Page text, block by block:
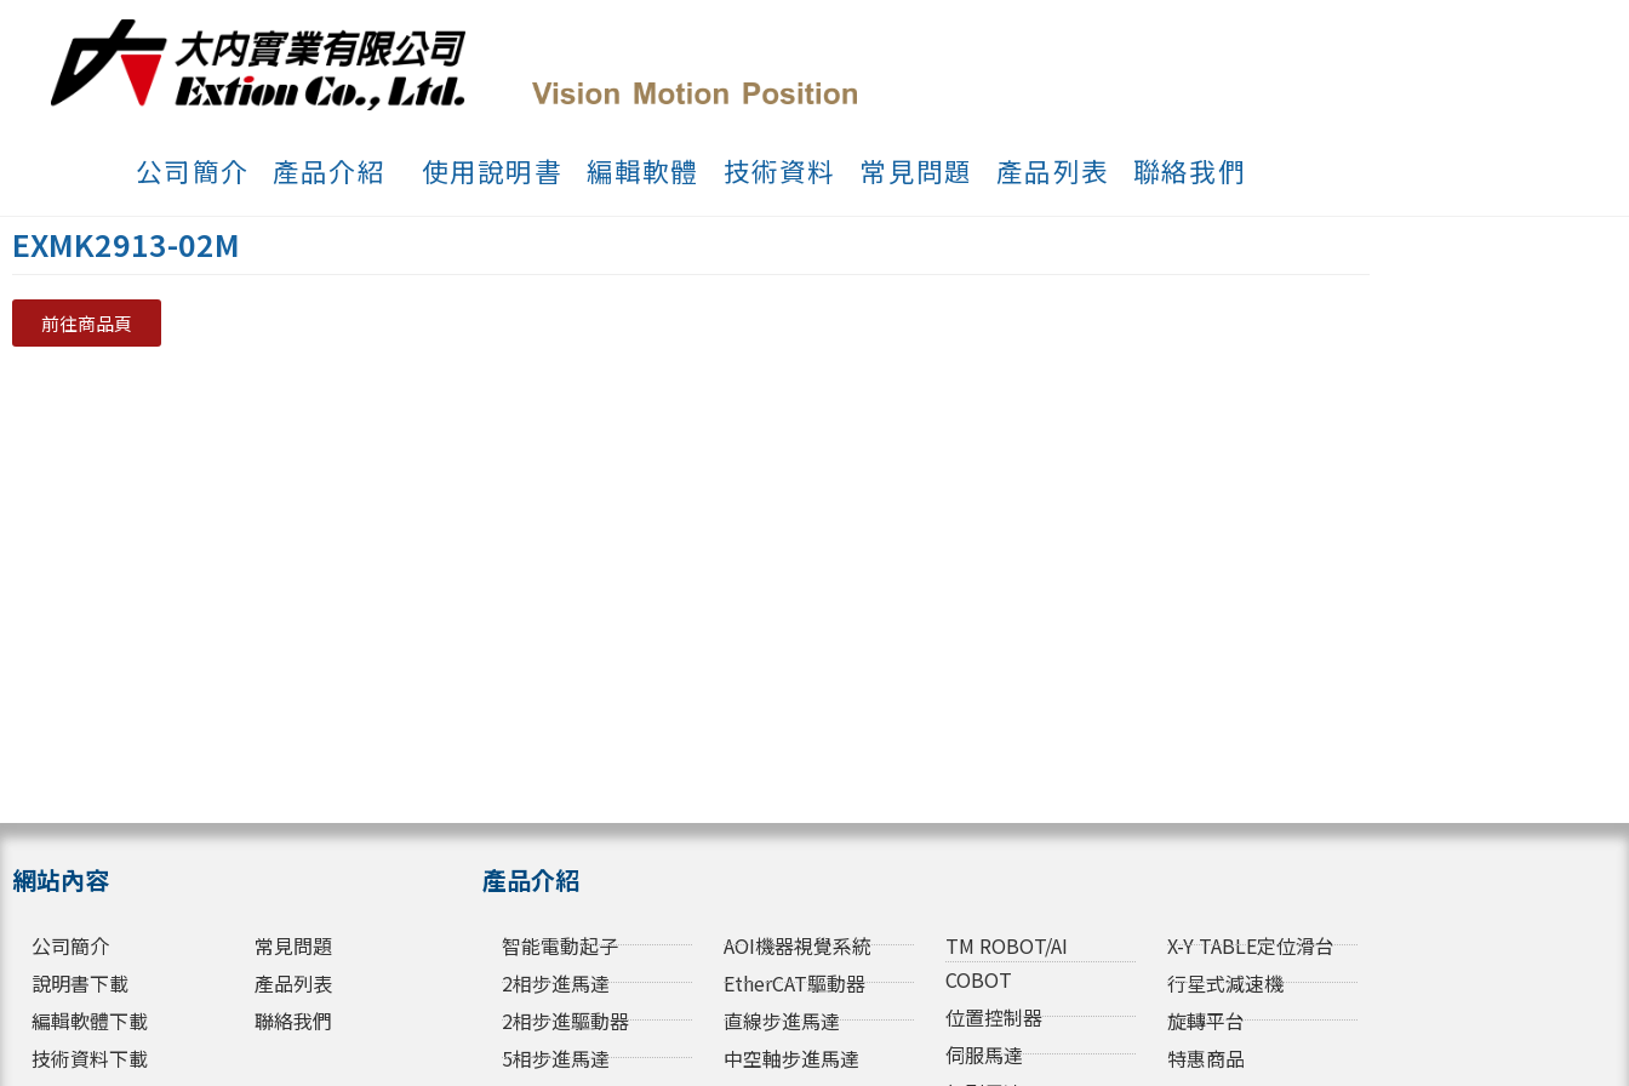
公司簡介 產品介紹 使用說明書 編輯軟體 技術資料 常見問題 產品列表 聯絡我們
EXMK2913-02M
前往商品頁
網站內容
公司簡介
說明書下載
編輯軟體下載
技術資料下載
常見問題
產品列表
聯絡我們
產品介紹
智能電動起子
2相步進馬達
2相步進驅動器
5相步進馬達
AOI機器視覺系統
EtherCAT驅動器
直線步進馬達
中空軸步進馬達
TM ROBOT/AI
COBOT
位置控制器
伺服馬達
X-Y TABLE定位滑台
行星式減速機
旋轉平台
特惠商品